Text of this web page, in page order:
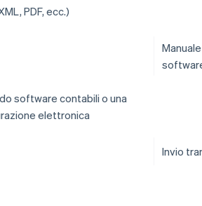
PDF, ecc.)
software contabili o una
elettronica
Invio